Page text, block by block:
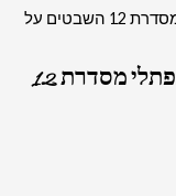
2751 – תמונה של של שבט נפתלי מסדרת 12